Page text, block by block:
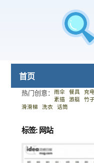
首页
热门创意： 雨伞 餐具 充
素描
游艇 竹
滑滑梯
洗衣 话筒
标签: 网站